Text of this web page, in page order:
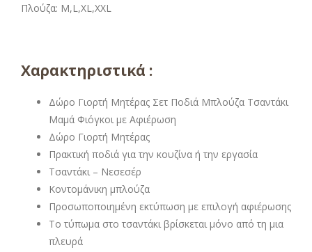
Πλούζα: M,L,XL,XXL
Χαρακτηριστικά :
Δώρο Γιορτή Μητέρας Σετ Ποδιά Μπλούζα Τσαντάκι
Μαμά Φιόγκοι με Αφιέρωση
Δώρο Γιορτή Μητέρας
Πρακτική ποδιά για την κουζίνα ή την εργασία
Τσαντάκι – Νεσεσέρ
Κοντομάνικη μπλούζα
Προσωποποιημένη εκτύπωση με επιλογή αφιέρωσης
Το τύπωμα στο τσαντάκι βρίσκεται μόνο από τη μια
πλευρά